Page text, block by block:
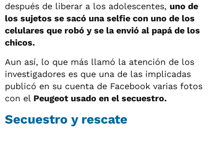
después de liberar a los adolescentes, uno de
los sujetos se sacó una selfie con uno de los
celulares que robó y se la envió al papá de los
chicos.
Aun así, lo que más llamó la atención de los
investigadores es que una de las implicadas
publicó en su cuenta de Facebook varias fotos
con el Peugeot usado en el secuestro.
Secuestro y rescate